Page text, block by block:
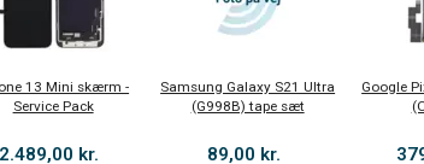
13 Mini skærm -
Service Pack
2.489,00 kr.
Samsung Galaxy S21 Ultra
(G998B) tape sæt
89,00 kr.
Google